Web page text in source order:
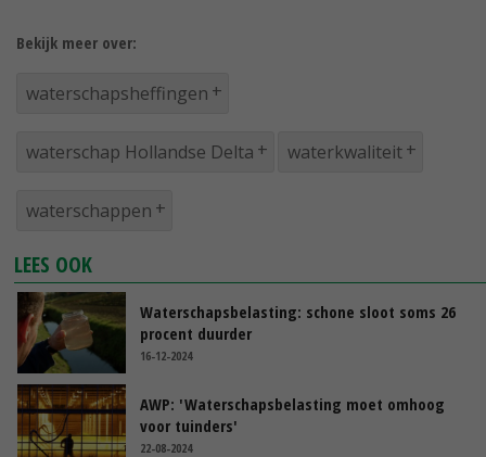
Bekijk meer over:
waterschapsheffingen
waterschap Hollandse Delta waterkwaliteit
waterschappen
LEES OOK
Waterschapsbelasting: schone sloot soms 26
procent duurder
16-12-2024
AWP: 'Waterschapsbelasting moet omhoog
voor tuinders'
22-08-2024